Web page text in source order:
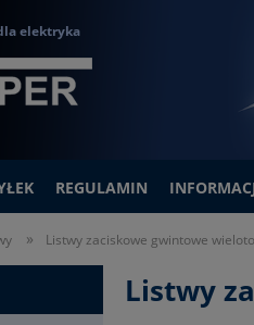
elektryka
REGULAMIN
» Listwy zaciskowe gwintowe
Listwy